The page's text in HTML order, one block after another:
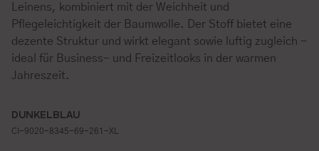
Leinens, kombiniert mit der Weichheit und
Pflegeleichtigkeit der Baumwolle. Der Stoff bietet eine
dezente Struktur und wirkt elegant sowie luftig zugleich -
ideal für Business- und Freizeitlooks in der warmen
Jahreszeit.
DUNKELBLAU
CI-9020-8345-69-261-XL